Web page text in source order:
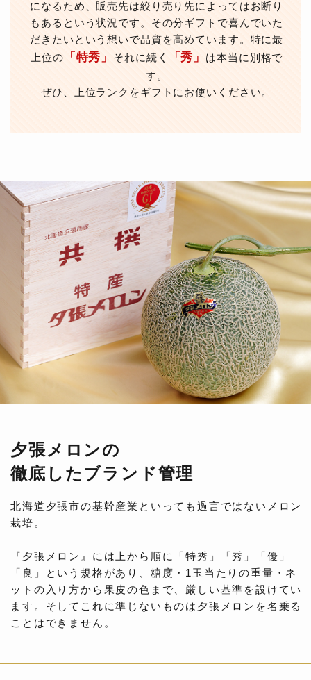
になるため、販売先は絞り売り先によってはお断り
もあるという状況です。その分ギフトで喜んでいた
だきたいという想いで品質を高めています。特に最
上位の
「特秀」 それに続く 「秀」
は本当に別格で
す。
ぜひ、上位ランクをギフトにお使いください。
夕張メロンの
徹底したブランド管理
北海道夕張市の基幹産業といっても過言ではないメロン
栽培。
『夕張メロン』には上から順に「特秀」「秀」「優」
「良」という規格があり、糖度・1玉当たりの重量・ネ
ットの入り方から果皮の色まで、厳しい基準を設けてい
ます。そしてこれに準じないものは夕張メロンを名乗る
ことはできません。